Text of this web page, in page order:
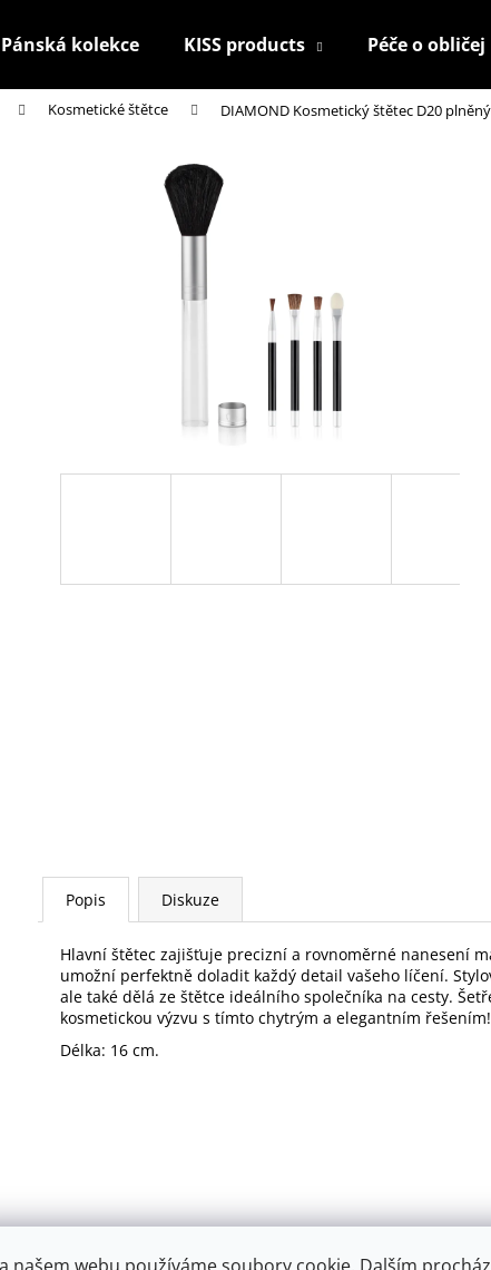
našem webu používáme soubory cookie. Dalším
Pánská kolekce KISS products Péče o obličej
Kosmetické štětce DIAMOND Kosmetický štětec D20 plněný
Popis Diskuze
Hlavní štětec zajišťuje precizní a rovnoměrné nanesení
umožní perfektně doladit každý detail vašeho líčení.
ale také dělá ze štětce ideálního společníka na cesty.
kosmetickou výzvu s tímto chytrým a elegantním řešením!
Délka: 16 cm.
Co potřebujete najít?
Doporučujeme
KONTUROVACÍ TUŽKA NA OČI